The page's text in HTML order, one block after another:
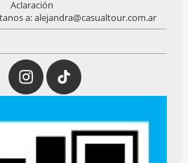
Aclaración
a: alejandra@casualtour.com.ar